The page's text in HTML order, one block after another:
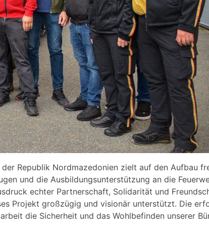
Republik Nordmazedonien zielt auf den Aufbau
und die Ausbildungsunterstützung an die
echter Partnerschaft, Solidarität und
Projekt großzügig und visionär unterstützt. Die
die Sicherheit und das Wohlbefinden unserer